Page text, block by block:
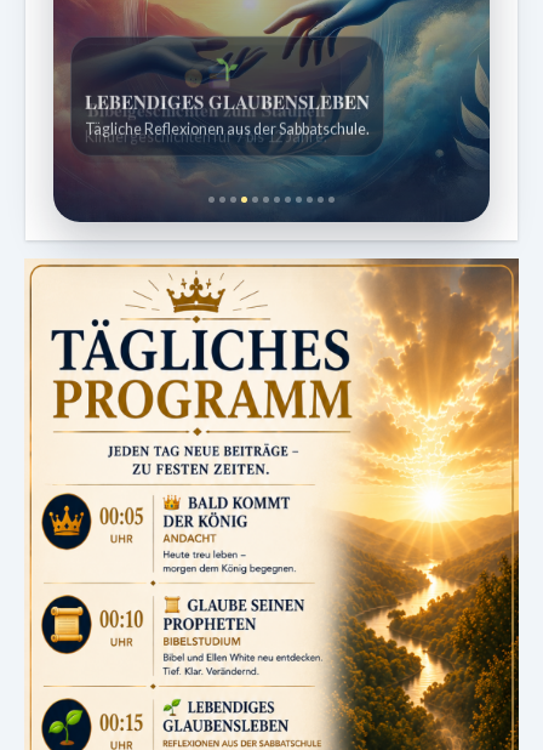
Bibelgeschichten zum Staunen
Kindergeschichten für 7 bis 12 Jahre.